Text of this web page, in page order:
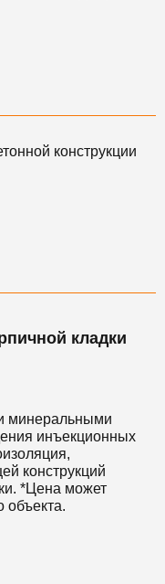
конструкции
кладки
минеральными
инъекционных
конструкций
*Цена может
объекта.